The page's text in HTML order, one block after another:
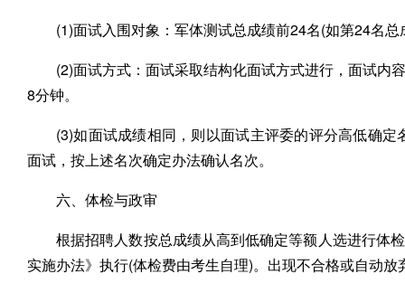
(1)面试入围对象：军体测试总成绩前24名(如第24名
(2)面试方式：面试采取结构化面试方式进行，面试内
8分钟。
(3)如面试成绩相同，则以面试主评委的评分高低确
面试，按上述名次确定办法确认名次。
六、体检与政审
根据招聘人数按总成绩从高到低确定等额人选进行体
实施办法》执行(体检费由考生自理)。出现不合格或自动